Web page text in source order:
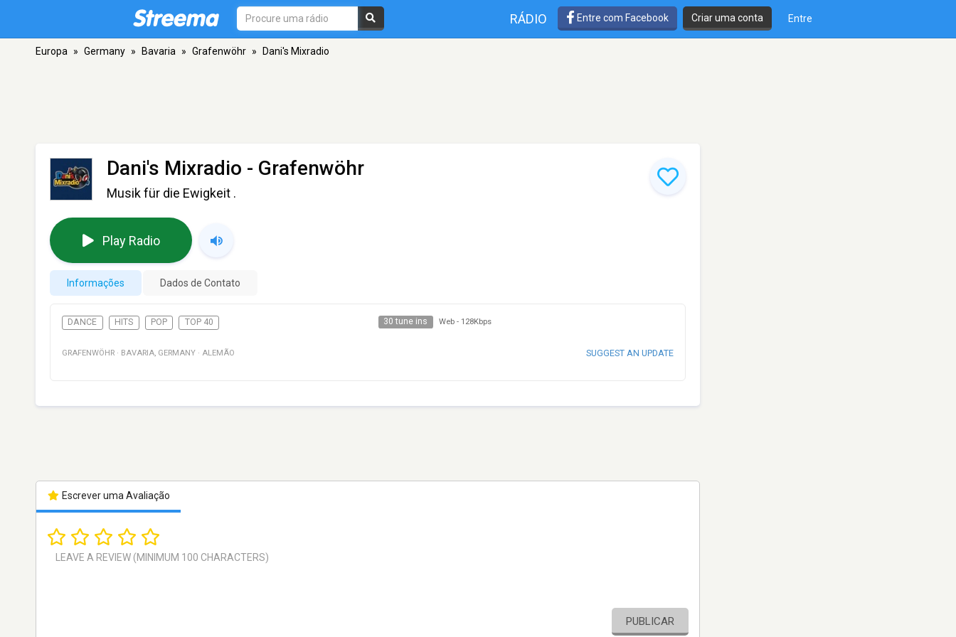
RÁDIO Entre com Facebook Criar uma conta Entre
Europa » Germany » Bavaria » Grafenwöhr » Dani's Mixradio
Dani's Mixradio - Grafenwöhr
Musik für die Ewigkeit .
Play Radio
Informações Dados de Contato
DANCE HITS POP TOP 40 30 tune ins Web - 128Kbps
GRAFENWÖHR · BAVARIA, GERMANY · ALEMÃO SUGGEST AN UPDATE
Escrever uma Avaliação
PUBLICAR